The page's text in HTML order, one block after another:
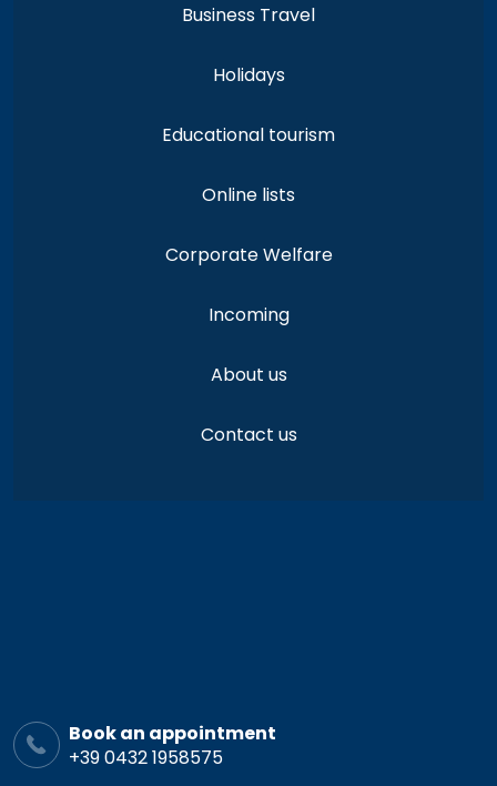
Business Travel
Holidays
Educational tourism
Online lists
Corporate Welfare
Incoming
About us
Contact us
Book an appointment
+39 0432 1958575